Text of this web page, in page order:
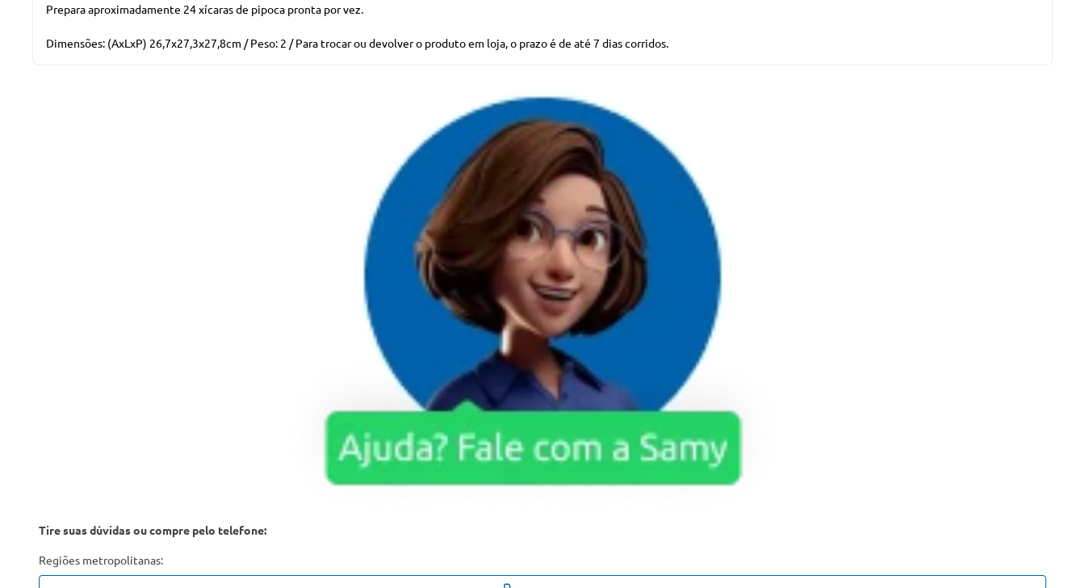
Prepara aproximadamente 24 xícaras de pipoca pronta por vez.
Dimensões: (AxLxP) 26,7x27,3x27,8cm / Peso: 2 / Para trocar ou devolver o produto em loja, o prazo é de até 7 dias corridos.
Tire suas dúvidas ou compre pelo telefone:
Regiões metropolitanas: